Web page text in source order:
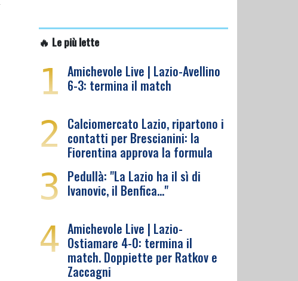
🔥 Le più lette
1 Amichevole Live | Lazio-Avellino
6-3: termina il match
2 Calciomercato Lazio, ripartono i
contatti per Brescianini: la
Fiorentina approva la formula
3 Pedullà: "La Lazio ha il sì di
Ivanovic, il Benfica…"
4 Amichevole Live | Lazio-
Ostiamare 4-0: termina il
match. Doppiette per Ratkov e
Zaccagni